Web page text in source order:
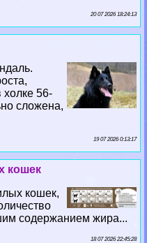
20 07 2026 18:24:13
56-
сложена,
19 07 2026 0:13:17
кошек
кошек,
содержанием жира...
18 07 2026 22:45:28